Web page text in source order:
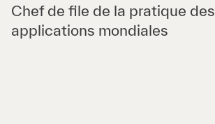
Chef de file de la pratique des
applications mondiales